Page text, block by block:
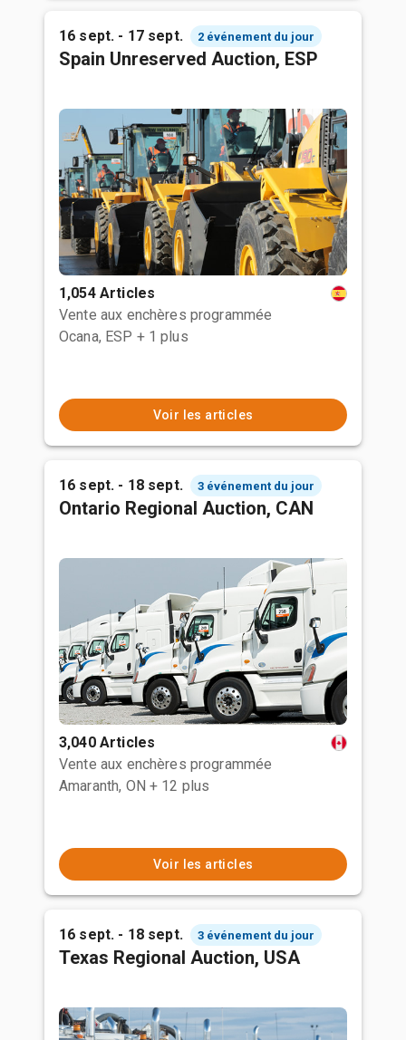
16 sept. - 17 sept. 2 événement du jour
Spain Unreserved Auction, ESP
1,054 Articles
Vente aux enchères programmée
Ocana, ESP + 1 plus
Voir les articles
16 sept. - 18 sept. 3 événement du jour
Ontario Regional Auction, CAN
3,040 Articles
Vente aux enchères programmée
Amaranth, ON + 12 plus
Voir les articles
16 sept. - 18 sept. 3 événement du jour
Texas Regional Auction, USA